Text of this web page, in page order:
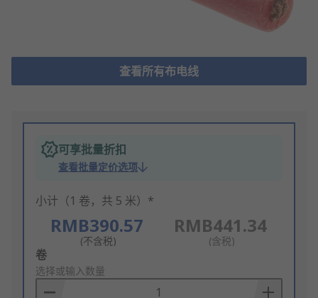
查看所有布电线
可享批量折扣
查看批量定价选项
小计（1 卷，共 5 米）*
RMB390.57
(不含税)
RMB441.34
(含税)
Add
to
Basket
卷
选择或输入数量